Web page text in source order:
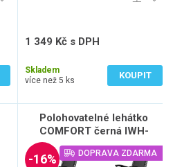
1 349 Kč s DPH
Skladem
více než 5 ks
KOUPIT
Polohovatelné lehátko
COMFORT černá IWH-
10160009 sada 4ks
DOPRAVA ZDARMA
-16%